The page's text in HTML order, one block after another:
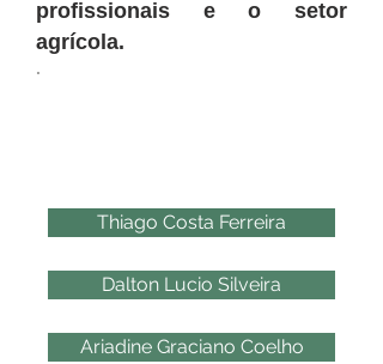
profissionais e o setor
agrícola.
.
Thiago Costa Ferreira
Dalton Lucio Silveira
Ariadine Graciano Coelho